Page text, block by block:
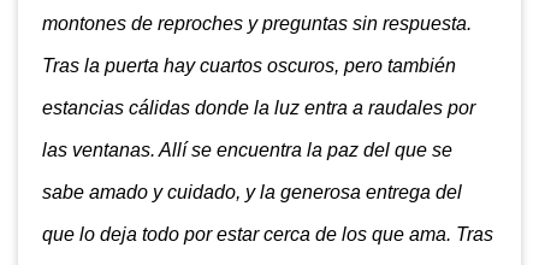
montones de reproches y preguntas sin respuesta.
Tras la puerta hay cuartos oscuros, pero también
estancias cálidas donde la luz entra a raudales por
las ventanas. Allí se encuentra la paz del que se
sabe amado y cuidado, y la generosa entrega del
que lo deja todo por estar cerca de los que ama. Tras